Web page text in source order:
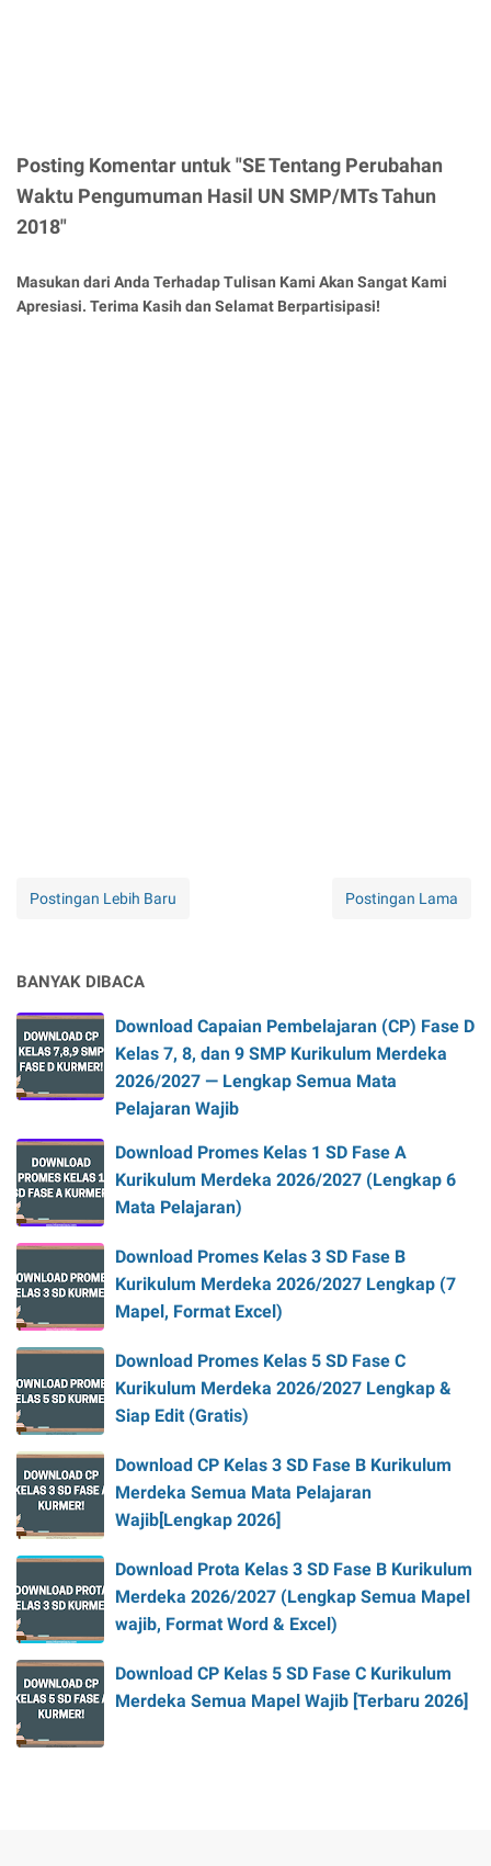
Posting Komentar untuk "SE Tentang Perubahan
Waktu Pengumuman Hasil UN SMP/MTs Tahun
2018"
Masukan dari Anda Terhadap Tulisan Kami Akan Sangat Kami
Apresiasi. Terima Kasih dan Selamat Berpartisipasi!
Postingan Lebih Baru Postingan Lama
BANYAK DIBACA
Download Capaian Pembelajaran (CP) Fase D
Kelas 7, 8, dan 9 SMP Kurikulum Merdeka
2026/2027 — Lengkap Semua Mata
Pelajaran Wajib
Download Promes Kelas 1 SD Fase A
Kurikulum Merdeka 2026/2027 (Lengkap 6
Mata Pelajaran)
Download Promes Kelas 3 SD Fase B
Kurikulum Merdeka 2026/2027 Lengkap (7
Mapel, Format Excel)
Download Promes Kelas 5 SD Fase C
Kurikulum Merdeka 2026/2027 Lengkap &
Siap Edit (Gratis)
Download CP Kelas 3 SD Fase B Kurikulum
Merdeka Semua Mata Pelajaran
Wajib[Lengkap 2026]
Download Prota Kelas 3 SD Fase B Kurikulum
Merdeka 2026/2027 (Lengkap Semua Mapel
wajib, Format Word & Excel)
Download CP Kelas 5 SD Fase C Kurikulum
Merdeka Semua Mapel Wajib [Terbaru 2026]